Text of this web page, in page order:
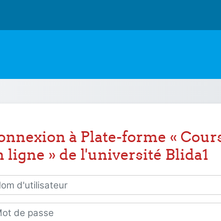
à Plate-forme «
ligne » de l'université Blida1
d'utilisateur
de passe